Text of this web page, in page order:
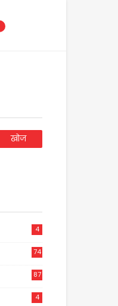
4
74
87
4